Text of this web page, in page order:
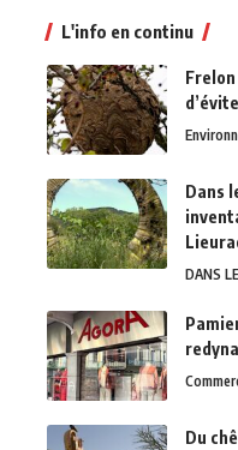
L'info en continu
Dans
DANS
Du